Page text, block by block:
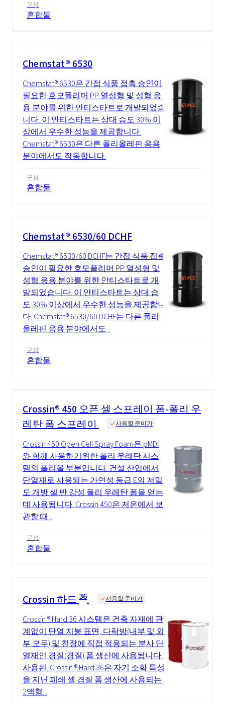
구성
혼합물
Chemstat® 6530
Chemstat® 6530은 간접 식품 접촉 승인이
필요한 호모폴리머 PP 열성형 및 성형 응
용 분야를 위한 안티스타트로 개발되었습
니다. 이 안티스타트는 상대 습도 30% 이
상에서 우수한 성능을 제공합니다.
Chemstat® 6530은 다른 폴리올레핀 응용
분야에서도 작동합니다.
구성
혼합물
Chemstat® 6530/60 DCHF
Chemstat® 6530/60 DCHF는 간접 식품 접촉
승인이 필요한 호모폴리머 PP 열성형 및
성형 응용 분야를 위한 안티스타트로 개
발되었습니다. 이 안티스타트는 상대 습
도 30% 이상에서 우수한 성능을 제공합니
다. Chemstat® 6530/60 DCHF는 다른 폴리
올레핀 응용 분야에서도...
구성
혼합물
Crossin® 450 오픈 셀 스프레이 폼-폴리 우
레탄 폼 스프레이
사용할 준비가
Crossin 450 Open Cell Spray Foam은 pMDI
와 함께 사용하기위한 폴리 우레탄 시스
템의 폴리올 부분입니다. 건설 산업에서
단열재로 사용되는 가연성 등급 E의 저밀
도 개방 셀 반 강성 폴리 우레탄 폼을 얻는
데 사용됩니다. Crossin 450은 저온에서 보
관할 때...
구성
혼합물
Crossin 하드 36 사용할 준비가
Crossin ® Hard 36 시스템은 건축 자재에 관
계없이 단열 지붕 표면, 다락방(내부 및 외
부 모두) 및 천장에 직접 적용되는 분사 단
열재인 경질(경질) 폼 생산에 사용됩니다.
사용된. Crossin ® Hard 36은 자기 소화 특성
을 지닌 폐쇄 셀 경질 폼 생산에 사용되는
2액형...